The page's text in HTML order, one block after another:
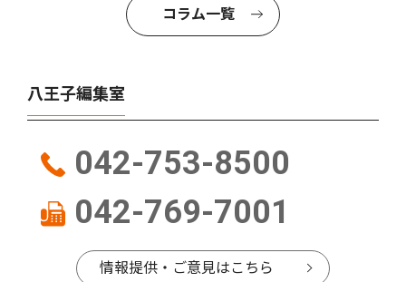
コラム一覧
八王子編集室
042-753-8500
042-769-7001
情報提供・ご意見はこちら